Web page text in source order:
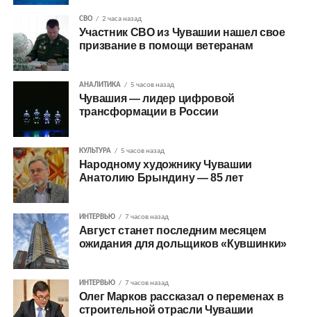
СВО 2 часа назад
Участник СВО из Чувашии нашел свое
призвание в помощи ветеранам
АНАЛИТИКА 5 часов назад
Чувашия — лидер цифровой
трансформации в России
КУЛЬТУРА 5 часов назад
Народному художнику Чувашии
Анатолию Брындину — 85 лет
ИНТЕРВЬЮ 7 часов назад
Август станет последним месяцем
ожидания для дольщиков «Кувшинки»
ИНТЕРВЬЮ 7 часов назад
Олег Марков рассказал о переменах в
строительной отрасли Чувашии